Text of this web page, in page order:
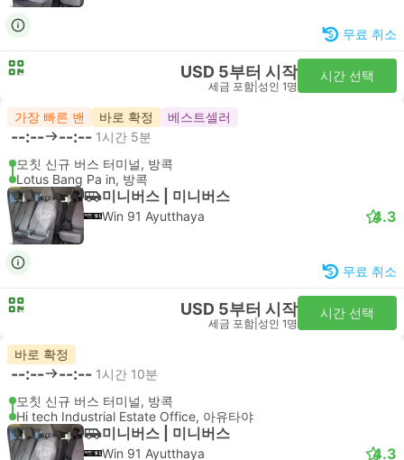
무료 취소
USD 5부터 시작
세금 포함 성인 1명
시간 선택
가장 빠른 밴 바로 확정 베스트셀러
--:-- --:-- 1시간 5분
모칫 신규 버스 터미널, 방콕
Lotus Bang Pa in, 방콕
미니버스 | 미니버스
Win 91 Ayutthaya 4.3
무료 취소
USD 5부터 시작
세금 포함 성인 1명
시간 선택
바로 확정
--:-- --:-- 1시간 10분
모칫 신규 버스 터미널, 방콕
Hi tech Industrial Estate Office, 아유타야
미니버스 | 미니버스
Win 91 Ayutthaya 4.3